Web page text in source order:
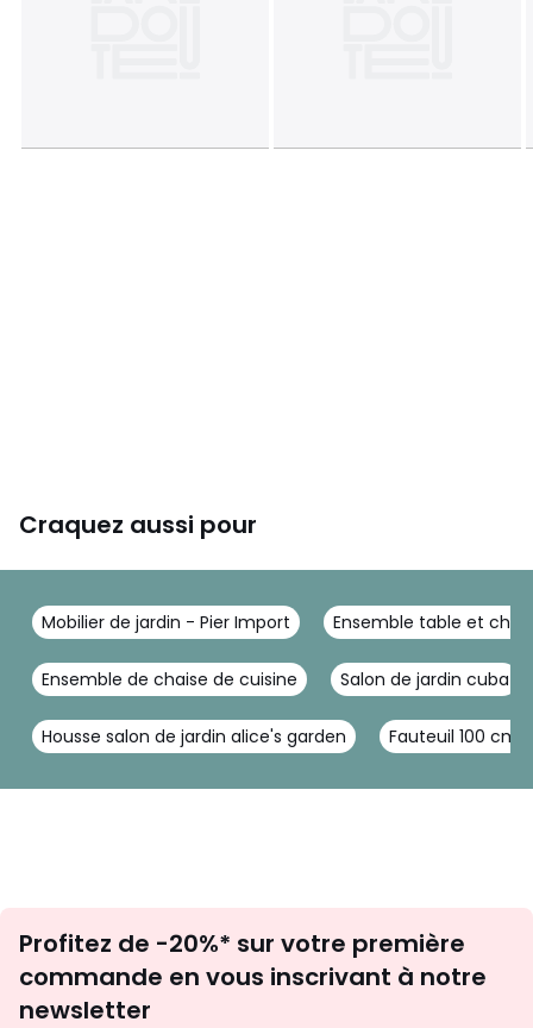
Craquez aussi pour
Mobilier de jardin - Pier Import Ensemble table et
Ensemble de chaise de cuisine Salon de jardin cuba
Housse salon de jardin alice's garden Fauteuil 100 cm
newsletter
Profitez de -20%* sur votre première
commande en vous inscrivant à notre
newsletter